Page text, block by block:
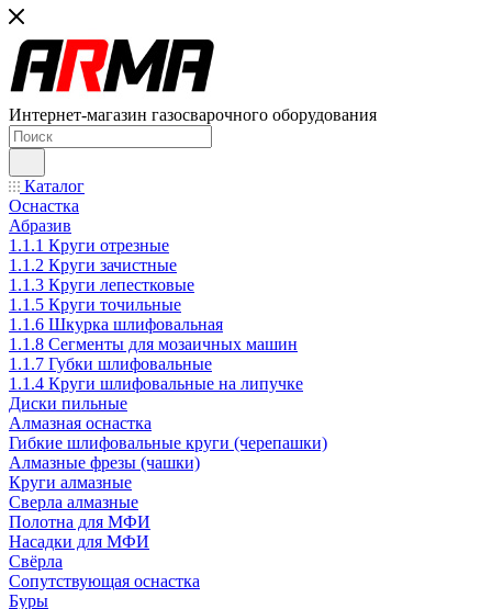
Интернет-магазин газосварочного оборудования
Каталог
Оснастка
Абразив
1.1.1 Круги отрезные
1.1.2 Круги зачистные
1.1.3 Круги лепестковые
1.1.5 Круги точильные
1.1.6 Шкурка шлифовальная
1.1.8 Сегменты для мозаичных машин
1.1.7 Губки шлифовальные
1.1.4 Круги шлифовальные на липучке
Диски пильные
Алмазная оснастка
Гибкие шлифовальные круги (черепашки)
Алмазные фрезы (чашки)
Круги алмазные
Сверла алмазные
Полотна для МФИ
Насадки для МФИ
Свёрла
Сопутствующая оснастка
Буры